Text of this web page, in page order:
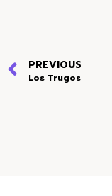
PREVIOUS
Los Trugos